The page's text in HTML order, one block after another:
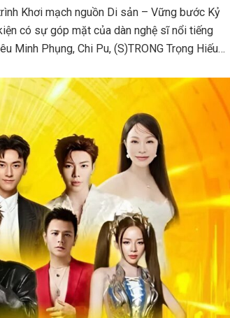
Khơi mạch nguồn Di sản – Vững bước Kỷ
có sự góp mặt của dàn nghệ sĩ nổi tiếng
Minh Phụng, Chi Pu, (S)TRONG Trọng Hiếu…